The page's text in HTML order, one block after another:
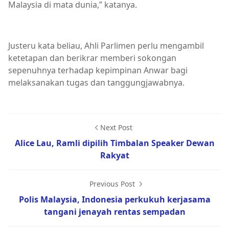
Malaysia di mata dunia,” katanya.
Justeru kata beliau, Ahli Parlimen perlu mengambil
ketetapan dan berikrar memberi sokongan
sepenuhnya terhadap kepimpinan Anwar bagi
melaksanakan tugas dan tanggungjawabnya.
Next Post
Alice Lau, Ramli dipilih Timbalan Speaker Dewan
Rakyat
Previous Post
Polis Malaysia, Indonesia perkukuh kerjasama
tangani jenayah rentas sempadan